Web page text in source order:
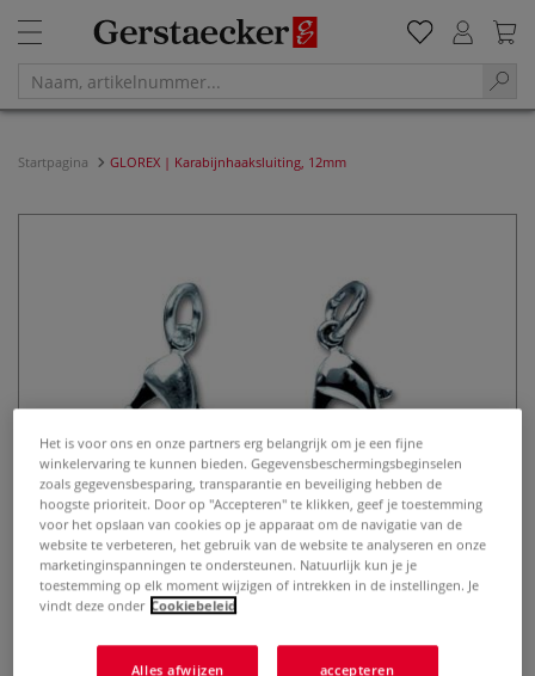
Startpagina GLOREX | Karabijnhaaksluiting, 12mm
Het is voor ons en onze partners erg belangrijk om je een fijne
winkelervaring te kunnen bieden. Gegevensbeschermingsbeginselen
zoals gegevensbesparing, transparantie en beveiliging hebben de
hoogste prioriteit. Door op "Accepteren" te klikken, geef je toestemming
voor het opslaan van cookies op je apparaat om de navigatie van de
website te verbeteren, het gebruik van de website te analyseren en onze
marketinginspanningen te ondersteunen. Natuurlijk kun je je
toestemming op elk moment wijzigen of intrekken in de instellingen. Je
vindt deze onder Cookiebeleid
Alles afwijzen accepteren